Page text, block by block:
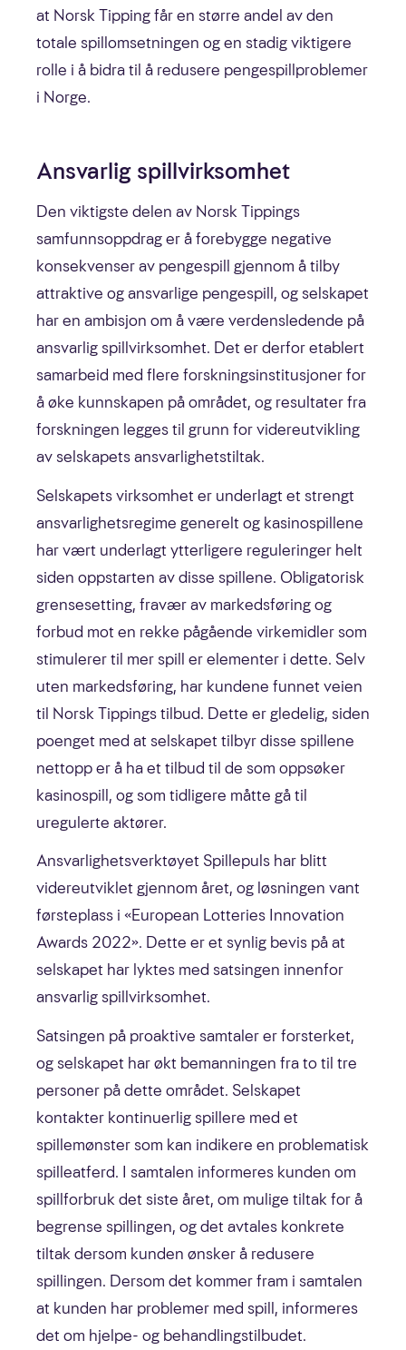
at Norsk Tipping får en større andel av den
totale spillomsetningen og en stadig viktigere
rolle i å bidra til å redusere pengespillproblemer
i Norge.
Ansvarlig spillvirksomhet
Den viktigste delen av Norsk Tippings
samfunnsoppdrag er å forebygge negative
konsekvenser av pengespill gjennom å tilby
attraktive og ansvarlige pengespill, og selskapet
har en ambisjon om å være verdensledende på
ansvarlig spillvirksomhet. Det er derfor etablert
samarbeid med flere forskningsinstitusjoner for
å øke kunnskapen på området, og resultater fra
forskningen legges til grunn for videreutvikling
av selskapets ansvarlighetstiltak.
Selskapets virksomhet er underlagt et strengt
ansvarlighetsregime generelt og kasinospillene
har vært underlagt ytterligere reguleringer helt
siden oppstarten av disse spillene. Obligatorisk
grensesetting, fravær av markedsføring og
forbud mot en rekke pågående virkemidler som
stimulerer til mer spill er elementer i dette. Selv
uten markedsføring, har kundene funnet veien
til Norsk Tippings tilbud. Dette er gledelig, siden
poenget med at selskapet tilbyr disse spillene
nettopp er å ha et tilbud til de som oppsøker
kasinospill, og som tidligere måtte gå til
uregulerte aktører.
Ansvarlighetsverktøyet Spillepuls har blitt
videreutviklet gjennom året, og løsningen vant
førsteplass i «European Lotteries Innovation
Awards 2022». Dette er et synlig bevis på at
selskapet har lyktes med satsingen innenfor
ansvarlig spillvirksomhet.
Satsingen på proaktive samtaler er forsterket,
og selskapet har økt bemanningen fra to til tre
personer på dette området. Selskapet
kontakter kontinuerlig spillere med et
spillemønster som kan indikere en problematisk
spilleatferd. I samtalen informeres kunden om
spillforbruk det siste året, om mulige tiltak for å
begrense spillingen, og det avtales konkrete
tiltak dersom kunden ønsker å redusere
spillingen. Dersom det kommer fram i samtalen
at kunden har problemer med spill, informeres
det om hjelpe- og behandlingstilbudet.